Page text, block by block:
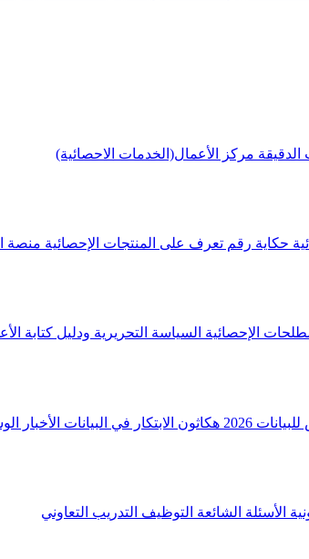
الدقيقة مركز الأعمال(الخدمات الاحصائية)
حكاية رقم تعرف على المنتجات الإحصائية منصة
الإحصائية السياسة التحريرية ودليل كتابة
2026 هكاثون الابتكار في البيانات الأخبار
الأسئلة الشائعة التوظيف التدريب التعاوني